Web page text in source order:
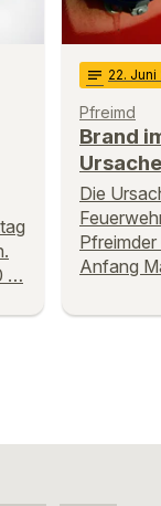
…
notes 22. Juni
Pfreimd
Brand
Die
Anfang